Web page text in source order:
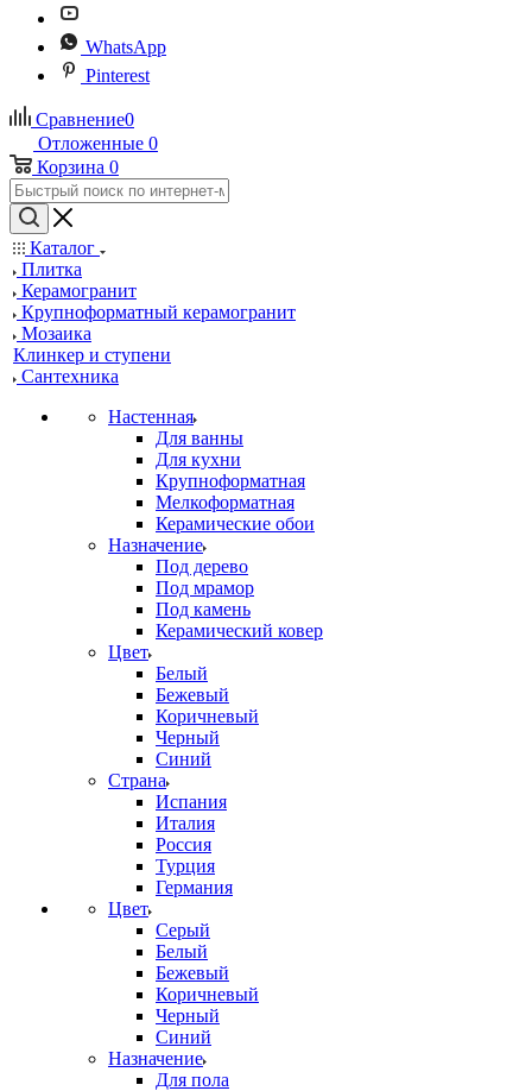
WhatsApp
Pinterest
Сравнение0
Отложенные 0
Корзина 0
Каталог
Плитка
Керамогранит
Крупноформатный керамогранит
Мозаика
Клинкер и ступени
Сантехника
Настенная
Для ванны
Для кухни
Крупноформатная
Мелкоформатная
Керамические обои
Назначение
Под дерево
Под мрамор
Под камень
Керамический ковер
Цвет
Белый
Бежевый
Коричневый
Черный
Синий
Страна
Испания
Италия
Россия
Турция
Германия
Цвет
Серый
Белый
Бежевый
Коричневый
Черный
Синий
Назначение
Для пола